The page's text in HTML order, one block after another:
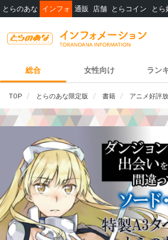
とらのあな インフォ 通販 店舗 とらコイン とら
総合 女性向け ラン
TOP とらのあな限定版 書籍 アニメ好評